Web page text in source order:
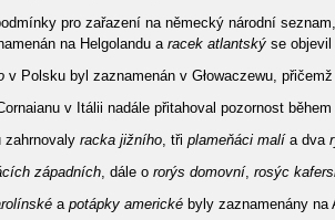
pro zařazení na německý národní
na Helgolandu a racek atlantský se
v Polsku byl zaznamenán v Głowaczewu,
v Itálii nadále přitahoval pozornost
zahrnovaly racka jižního, tři plameňáci malía dva
západních, dále o rorýs domovní, rosýc
a potápky americké byly zaznamenány na